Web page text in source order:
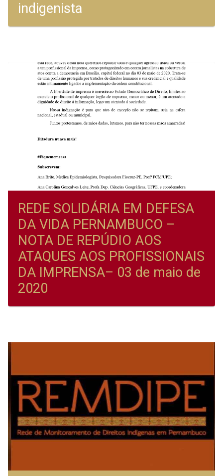
indigenista
REDE SOLIDÁRIA EM DEFESA
DA VIDA PERNAMBUCO –
NOTA DE REPÚDIO AOS
ATAQUES AOS PROFISSIONAIS
DA IMPRENSA– 03 de maio de
2020